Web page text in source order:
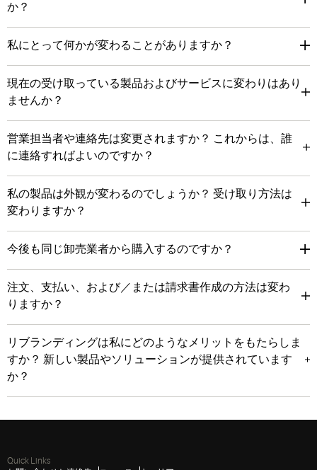
か？
私にとって何かが変わることがありますか？
現在の受け取っている製品およびサービスに変わりはあり
ませんか？
営業担当者や連絡先は変更されますか？ これからは、誰
に連絡すればよいのですか？
私の製品は外観が変わるのでしょうか？ 受け取り方法は
変わりますか？
今後も同じ卸売業者から購入するのですか？
注文、支払い、および／または請求書作成の方法は変わ
りますか？
リブランディングは私にどのようなメリットをもたらしま
すか？ 新しい製品やソリューションが提供されています
か？
Quick Links